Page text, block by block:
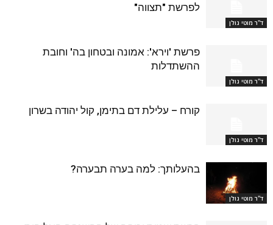
ד''ר מוטי גולן
לפרשת "תצווה"
ד''ר מוטי גולן
פרשת 'וירא': אמונה ובטחון בה' וחובת
ההשתדלות
ד''ר מוטי גולן
קורח – עלילת דם בתימן, קול יהודה בשרון
ד''ר מוטי גולן
בהעלותך: למה בערה תבערה?